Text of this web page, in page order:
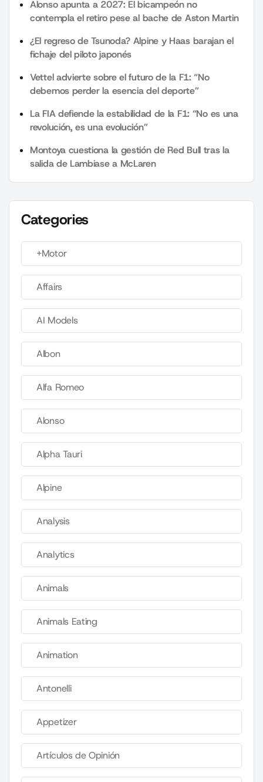
Alonso apunta a 2027: El bicampeón no
contempla el retiro pese al bache de Aston Martin
¿El regreso de Tsunoda? Alpine y Haas barajan el
fichaje del piloto japonés
Vettel advierte sobre el futuro de la F1: “No
debemos perder la esencia del deporte”
La FIA defiende la estabilidad de la F1: “No es una
revolución, es una evolución”
Montoya cuestiona la gestión de Red Bull tras la
salida de Lambiase a McLaren
Categories
+Motor
Affairs
AI Models
Albon
Alfa Romeo
Alonso
Alpha Tauri
Alpine
Analysis
Analytics
Animals
Animals Eating
Animation
Antonelli
Appetizer
Artículos de Opinión